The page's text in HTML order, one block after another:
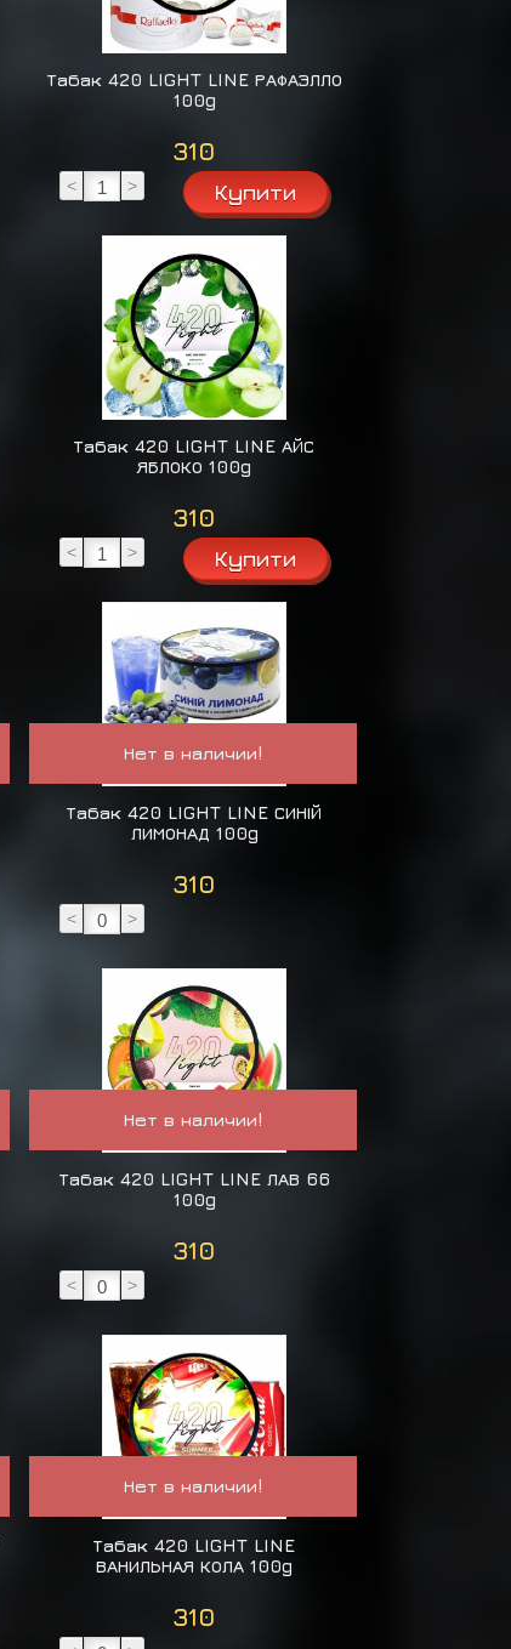
Табак 420 LIGHT LINE РАФАЭЛЛО
100g
310
< >
Табак 420 LIGHT LINE АЙС
ЯБЛОКО 100g
310
< >
Нет в наличии!
Табак 420 LIGHT LINE СИНІЙ
ЛИМОНАД 100g
310
< >
Нет в наличии!
Табак 420 LIGHT LINE ЛАВ 66
100g
310
< >
Нет в наличии!
Табак 420 LIGHT LINE
ВАНИЛЬНАЯ КОЛА 100g
310